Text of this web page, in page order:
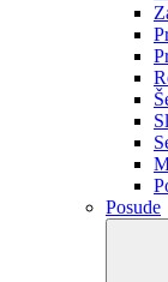
Posude